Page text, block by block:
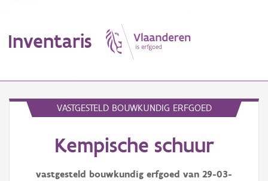
Inventaris
Erfgoedobject
Aanduidingsobject
VASTGESTELD BOUWKUNDIG ERFGOED
Kempische schuur
vastgesteld bouwkundig erfgoed van 29-03-